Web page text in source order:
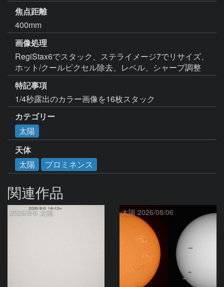
焦点距離
400mm
画像処理
RegiStax6でスタック、ステライメージ7でリサイズ、
ホット/クールピクセル除去、レベル、シャープ調整
特記事項
1/4秒露出のカラー画像を16枚スタック
カテゴリー
太陽
天体
太陽
プロミネンス
関連作品
2026/8/6 太陽 太陽 2026/08/06